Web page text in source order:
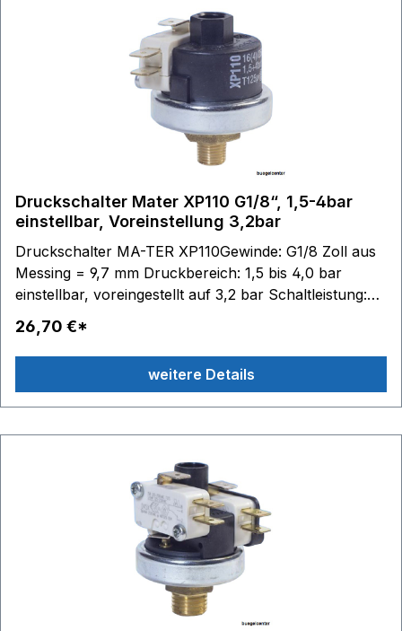
Druckschalter Mater XP110 G1/8“, 1,5-4bar
einstellbar, Voreinstellung 3,2bar
Druckschalter MA-TER XP110Gewinde: G1/8 Zoll aus
Messing = 9,7 mm Druckbereich: 1,5 bis 4,0 bar
einstellbar, voreingestellt auf 3,2 bar Schaltleistung:
230V/50Hz 16(4)A Schaltzustände: 1 Wechsler (1
Öffner, 1 Schließer) Medium: Dampf Wasser Luft
leichte Öle Einsatzbereiche: Dampferzeuger
26,70 €*
weitere Details